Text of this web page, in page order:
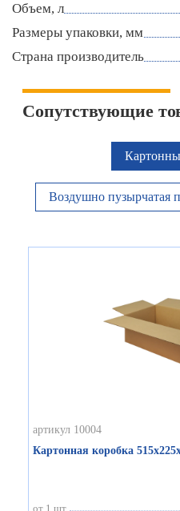
Объем, л
Размеры упаковки, мм
Страна производитель
Сопутствующие
Воздушно пузырчатая
артикул 10004
Картонная коробка
от 1 шт.